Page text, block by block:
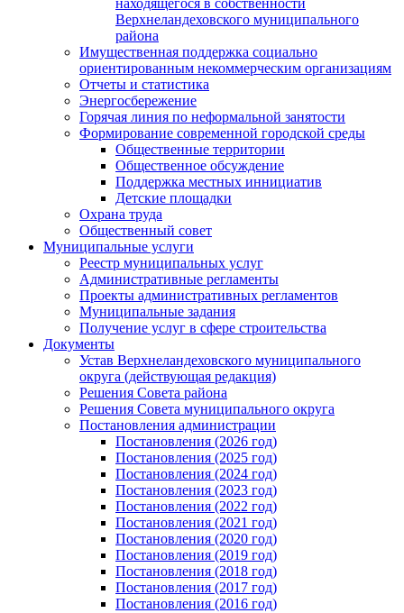
находящегося в собственности
Верхнеландеховского муниципального
района
Имущественная поддержка социально
ориентированным некоммерческим организациям
Отчеты и статистика
Энергосбережение
Горячая линия по неформальной занятости
Формирование современной городской среды
Общественные территории
Общественное обсуждение
Поддержка местных иннициатив
Детские площадки
Охрана труда
Общественный совет
Муниципальные услуги
Реестр муниципальных услуг
Административные регламенты
Проекты административных регламентов
Муниципальные задания
Получение услуг в сфере строительства
Документы
Устав Верхнеландеховского муниципального
округа (действующая редакция)
Решения Совета района
Решения Совета муниципального округа
Постановления администрации
Постановления (2026 год)
Постановления (2025 год)
Постановления (2024 год)
Постановления (2023 год)
Постановления (2022 год)
Постановления (2021 год)
Постановления (2020 год)
Постановления (2019 год)
Постановления (2018 год)
Постановления (2017 год)
Постановления (2016 год)